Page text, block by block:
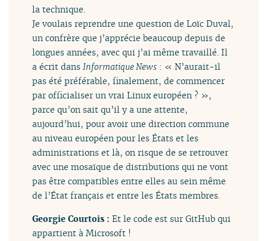
la technique.
Je voulais reprendre une question de Loïc Duval,
un confrère que j’apprécie beaucoup depuis de
longues années, avec qui j’ai même travaillé. Il
a écrit dansInformatique News : « N’aurait-il
pas été préférable, finalement, de commencer
par officialiser un vrai Linux européen ? »,
parce qu’on sait qu’il y a une attente,
aujourd’hui, pour avoir une direction commune
au niveau européen pour les États et les
administrations et là, on risque de se retrouver
avec une mosaïque de distributions qui ne vont
pas être compatibles entre elles au sein même
de l’État français et entre les États membres.
Georgie Courtois :Et le code est sur GitHub qui
appartient à Microsoft !